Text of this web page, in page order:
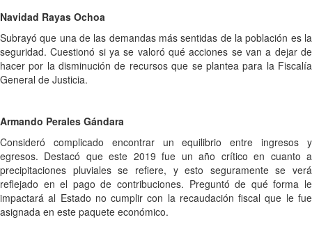
Navidad Rayas Ochoa
Subrayó que una de las demandas más sentidas de la población es la
seguridad. Cuestionó si ya se valoró qué acciones se van a dejar de
hacer por la disminución de recursos que se plantea para la Fiscalía
General de Justicia.
Armando Perales Gándara
Consideró complicado encontrar un equilibrio entre ingresos y
egresos. Destacó que este 2019 fue un año crítico en cuanto a
precipitaciones pluviales se refiere, y esto seguramente se verá
reflejado en el pago de contribuciones. Preguntó de qué forma le
impactará al Estado no cumplir con la recaudación fiscal que le fue
asignada en este paquete económico.